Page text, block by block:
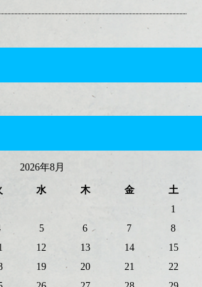
2026年8月
水 木 金
土
1
5 6 7
8
12 13 14
15
19 20 21
22